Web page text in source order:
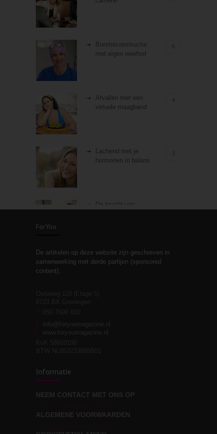
Borstreconstructie
met eigen weefsel
5
Afvallen met een
virtuele maagband
4
Lachend met je
hormonen in balans
3
De kracht van
Stiefouderschap en
relaties
moeite!
Wat voor leider wil jij
zijn?
ForYou
De artikelen op deze website zijn geschreven in
samenwerking met derde partijen (sponsored
content).
T
E info@foryoumagazine.nl
www.foryoumagazine.nl
Informatie
NEEM CONTACT MET ONS OP
ALGEMENE VOORWAARDEN